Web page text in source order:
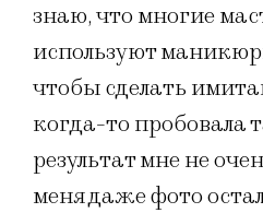
знаю, что многие
используют
чтобы сделать
когда-то пробовала
результат мне не
меня даже фото